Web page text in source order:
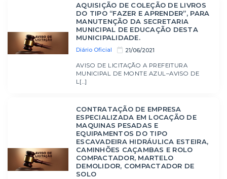
Diário Oficial 21/06/2021
AQUISIÇÃO DE COLEÇÃO DE LIVROS
DO TIPO “FAZER E APRENDER”, PARA
MANUTENÇÃO DA SECRETARIA
MUNICIPAL DE EDUCAÇÃO DESTA
MUNICIPALIDADE.
AVISO DE LICITAÇÃO A PREFEITURA
MUNICIPAL DE MONTE AZUL–AVISO DE
L[...]
CONTRATAÇÃO DE EMPRESA
ESPECIALIZADA EM LOCAÇÃO DE
MAQUINAS PESADAS E
EQUIPAMENTOS DO TIPO
ESCAVADEIRA HIDRÁULICA ESTEIRA,
CAMINHÕES CAÇAMBAS E ROLO
COMPACTADOR, MARTELO
DEMOLIDOR, COMPACTADOR DE
SOLO